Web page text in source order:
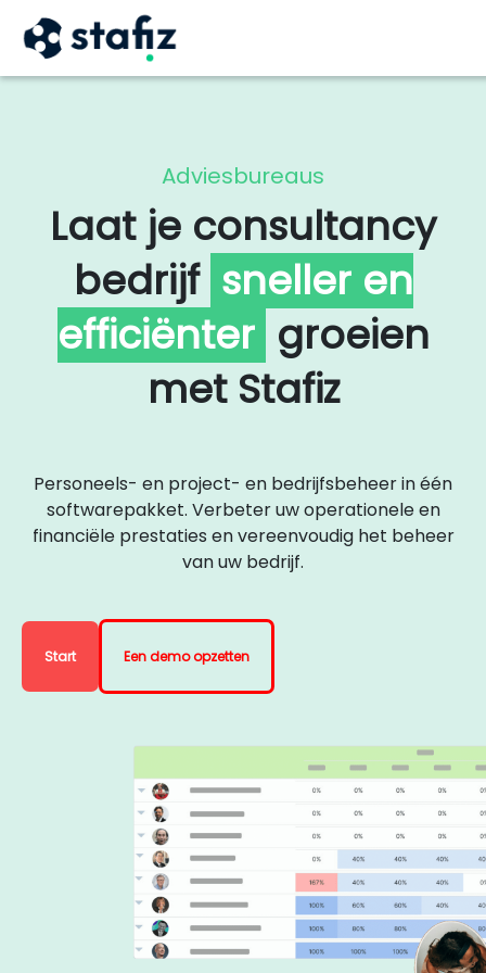
Adviesbureaus
Laat je consultancy
bedrijf sneller en
efficiënter groeien
met Stafiz
Personeels- en project- en bedrijfsbeheer in één
softwarepakket. Verbeter uw operationele en
financiële prestaties en vereenvoudig het beheer
van uw bedrijf.
Start Een demo opzetten